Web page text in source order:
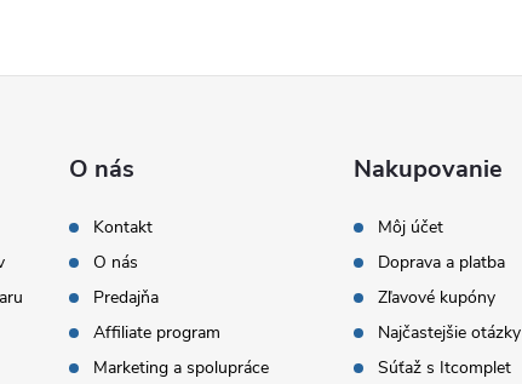
O nás
Kontakt
O nás
Predajňa
Affiliate program
Marketing a spolupráce
Nakupovanie
Môj účet
Doprava a platba
Zľavové kupóny
Najčastejšie otázky
Súťaž s Itcomplet